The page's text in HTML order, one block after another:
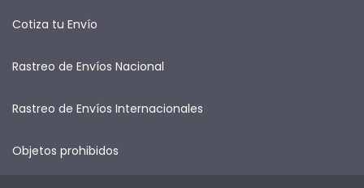
Cotiza tu Envío
Rastreo de Envíos Nacional
Rastreo de Envíos Internacionales
Objetos prohibidos